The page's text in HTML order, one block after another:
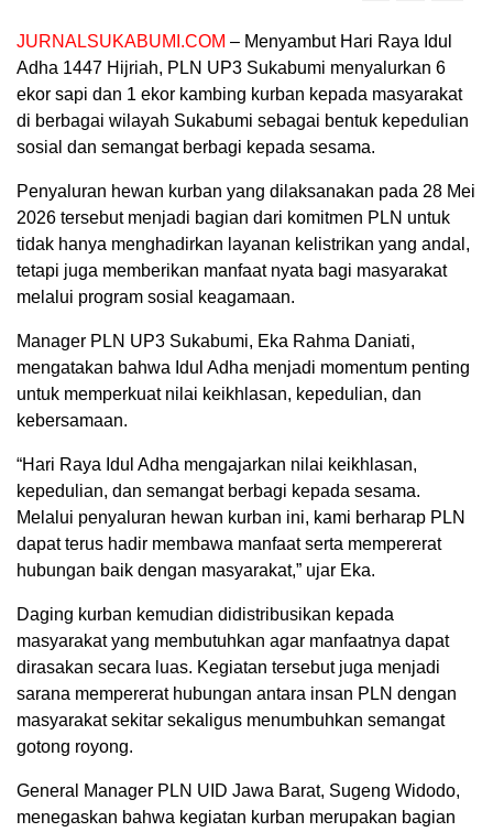
JURNALSUKABUMI.COM – Menyambut Hari Raya Idul
Adha 1447 Hijriah, PLN UP3 Sukabumi menyalurkan 6
ekor sapi dan 1 ekor kambing kurban kepada masyarakat
di berbagai wilayah Sukabumi sebagai bentuk kepedulian
sosial dan semangat berbagi kepada sesama.
Penyaluran hewan kurban yang dilaksanakan pada 28 Mei
2026 tersebut menjadi bagian dari komitmen PLN untuk
tidak hanya menghadirkan layanan kelistrikan yang andal,
tetapi juga memberikan manfaat nyata bagi masyarakat
melalui program sosial keagamaan.
Manager PLN UP3 Sukabumi, Eka Rahma Daniati,
mengatakan bahwa Idul Adha menjadi momentum penting
untuk memperkuat nilai keikhlasan, kepedulian, dan
kebersamaan.
“Hari Raya Idul Adha mengajarkan nilai keikhlasan,
kepedulian, dan semangat berbagi kepada sesama.
Melalui penyaluran hewan kurban ini, kami berharap PLN
dapat terus hadir membawa manfaat serta mempererat
hubungan baik dengan masyarakat,” ujar Eka.
Daging kurban kemudian didistribusikan kepada
masyarakat yang membutuhkan agar manfaatnya dapat
dirasakan secara luas. Kegiatan tersebut juga menjadi
sarana mempererat hubungan antara insan PLN dengan
masyarakat sekitar sekaligus menumbuhkan semangat
gotong royong.
General Manager PLN UID Jawa Barat, Sugeng Widodo,
menegaskan bahwa kegiatan kurban merupakan bagian